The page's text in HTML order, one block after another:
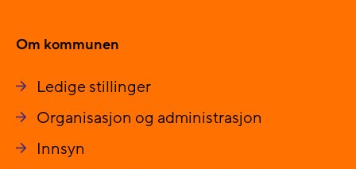
Om kommunen
Ledige stillinger
Organisasjon og administrasjon
Innsyn